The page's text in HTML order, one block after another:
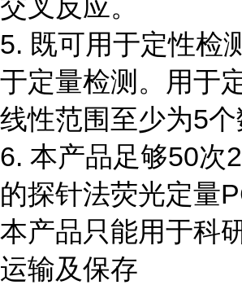
交叉反应。
5. 既可用于定性检
于定量检测。用于
线性范围至少为5个
6. 本产品足够50次
的探针法荧光定量
本产品只能用于科研
运输及保存